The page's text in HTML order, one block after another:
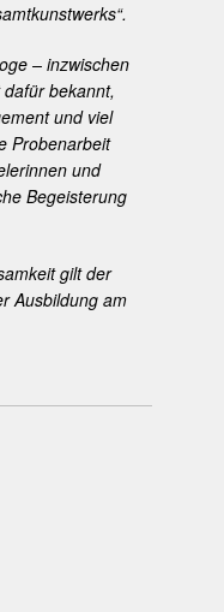
– inzwischen
bekannt,
und viel
Probenarbeit
und
Begeisterung
gilt der
Ausbildung am